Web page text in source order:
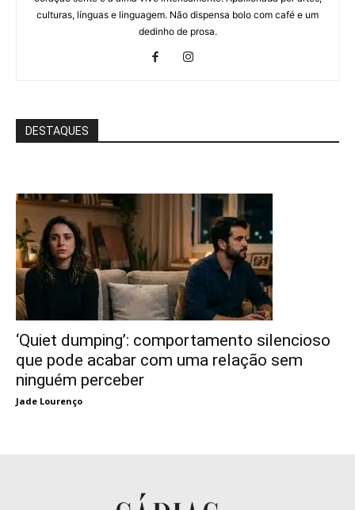
culturas, línguas e linguagem. Não dispensa bolo com café e um
dedinho de prosa.
DESTAQUES
‘Quiet dumping’: comportamento silencioso
que pode acabar com uma relação sem
ninguém perceber
Jade Lourenço